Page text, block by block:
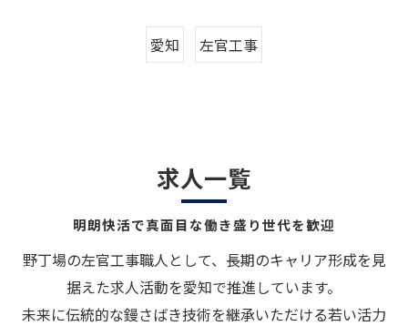
愛知 左官工事
求人一覧
明朗快活で真面目な働き盛り世代を歓迎
野丁場の左官工事職人として、長期のキャリア形成を見
据えた求人活動を愛知で推進しています。
未来に伝統的な鏝さばき技術を継承いただける若い活力